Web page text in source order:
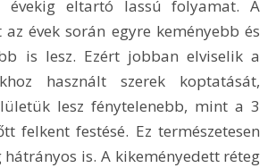
évekig eltartó lassú folyamat. A
évek során egyre keményebb és
is lesz. Ezért jobban elviselik a
használt szerek koptatását,
lesz fénytelenebb, mint a 3
felkent festésé. Ez természetesen
hátrányos is. A kikeményedett réteg